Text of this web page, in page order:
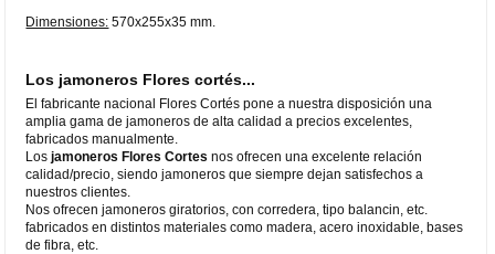
Dimensiones: 570x255x35 mm.
Los jamoneros Flores cortés...
El fabricante nacional Flores Cortés pone a nuestra disposición una
amplia gama de jamoneros de alta calidad a precios excelentes,
fabricados manualmente.
Losjamoneros Flores Cortes nos ofrecen una excelente relación
calidad/precio, siendo jamoneros que siempre dejan satisfechos a
nuestros clientes.
Nos ofrecen jamoneros giratorios, con corredera, tipo balancin, etc.
fabricados en distintos materiales como madera, acero inoxidable, bases
de fibra, etc.